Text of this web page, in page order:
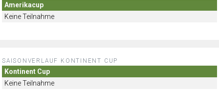
Amerikacup
Keine Teilnahme
SAISONVERLAUF KONTINENT CUP
Kontinent Cup
Keine Teilnahme